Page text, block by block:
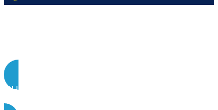
CHCI SE DOZVĚDĚT O KNIZE
BONUSECH A SPECIÁLNÍ NABÍDCE VÍCE